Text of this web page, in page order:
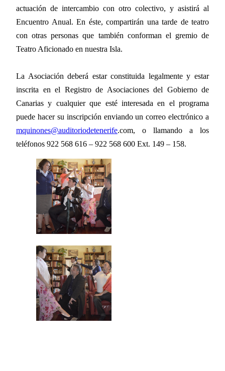
actuación de intercambio con otro colectivo, y asistirá al
Encuentro Anual. En éste, compartirán una tarde de teatro
con otras personas que también conforman el gremio de
Teatro Aficionado en nuestra Isla.
La Asociación deberá estar constituida legalmente y estar
inscrita en el Registro de Asociaciones del Gobierno de
Canarias y cualquier que esté interesada en el programa
puede hacer su inscripción enviando un correo electrónico a
mquinones@auditoriodetenerife.com, o llamando a los
teléfonos 922 568 616 – 922 568 600 Ext. 149 – 158.